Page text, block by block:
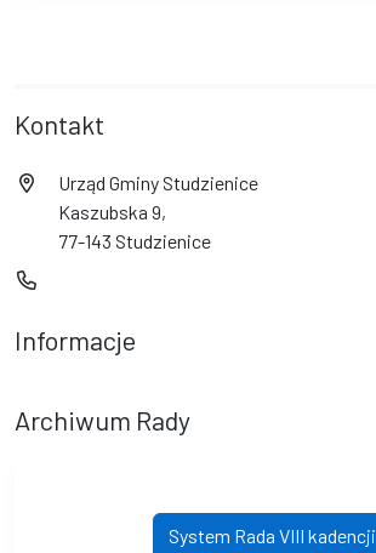
Kontakt
Urząd Gminy Studzienice
Kaszubska 9,
77-143 Studzienice
Informacje
Archiwum Rady
System Rada VIII kadencji